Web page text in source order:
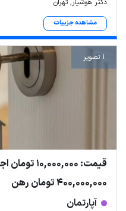
دکتر هوشیار, تهران
مشاهده جزییات
1 تصویر
قیمت: 10,000,000 تومان اجاره
400,000,000 تومان رهن
آپارتمان